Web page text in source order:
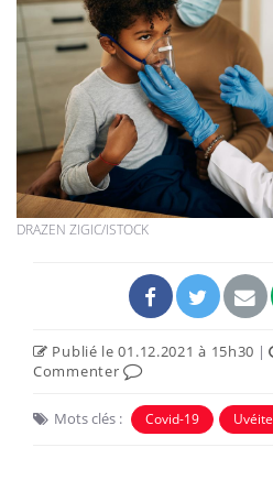
DRAZEN ZIGIC/ISTOCK
Publié le 01.12.2021 à 15h30 |
Commenter
Mots clés : Covid-19 Uvéite